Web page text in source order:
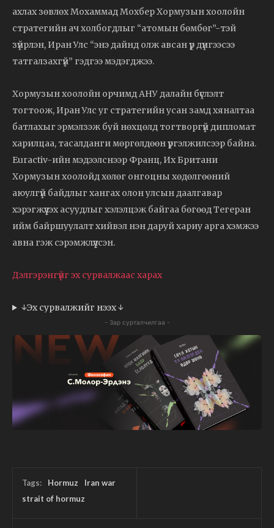
ахлах зөвлөх Мохаммад Мохбер Хормузын хоолойн
стратегийн ач холбогдлыг “атомын бөмбөг”-тэй
зүйрлэн, Иран Улс “энэ дайнд олж авсан үр дүнгээсээ
татгалзахгүй” гэдгээ мэдэгджээ.
Хормузын хоолойн орчимд АНУ далайн бүслэлт
тогтоож, Иран Улс уг стратегийн усан замд хяналтаа
батлахыг эрмэлзэж буй нөхцөлд тогтворгүй дипломат
харилцаа, тасалданги мөргөлдөөн үргэлжилсээр байна.
Euractiv-ийн мэдээлснээр Франц, Их Британи
Хормузын хоолойд хөлөг онгоцны хөдөлгөөний
аюулгүй байдлыг хангах олон улсын даалгавар
хэрэгжүүлэх асуудлыг хэлэлцэж байгаа бөгөөд Тегеран
ийм байршуулалт хийвэл нэн даруй хариу арга хэмжээ
авна гэж сэрэмжлүүлсэн.
Дэлгэрэнгүйг эх сурвалжаас харах
↓Эх сурвалжийг нээх ↓
- Зар сурталчилгаа -
Tags: Hormuz
Iran war
strait of hormuz